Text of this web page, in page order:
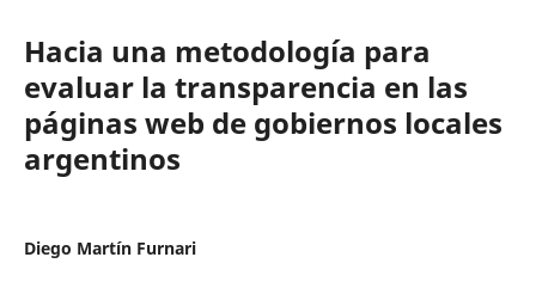
Hacia una metodología para
evaluar la transparencia en las
páginas web de gobiernos locales
argentinos
Diego Martín Furnari